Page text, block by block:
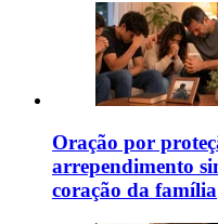
Oração por
arrependimento
coração da família